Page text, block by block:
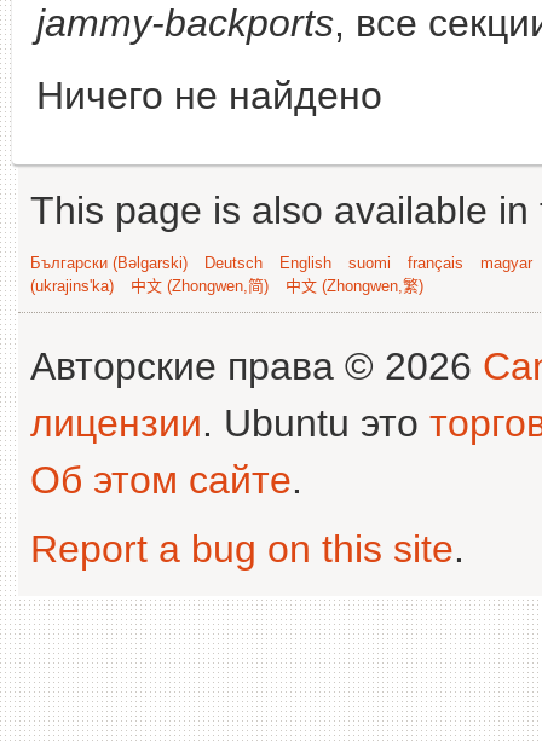
jammy-backports, все
Ничего не найдено
This page is also available
Български (Bəlgarski) Deutsch English suomi français
magyar
(ukrajins'ka)
中文 (Zhongwen,简) 中文 (Zhongwen,繁)
Авторские права © 2026
лицензии. Ubuntu это
Об этом сайте.
Report a bug on this site.